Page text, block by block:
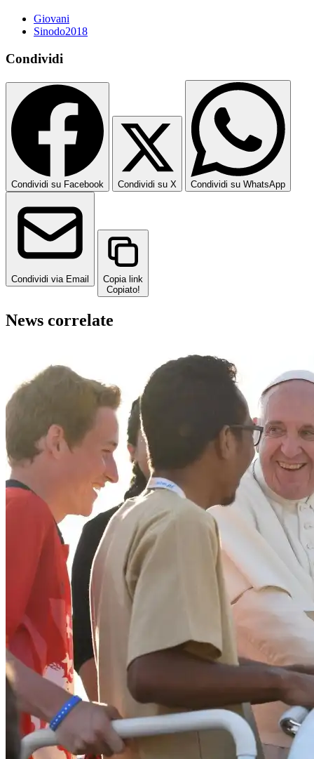
Giovani
Sinodo2018
Condividi
Condividi su Facebook Condividi su X Condividi su WhatsApp
Condividi via Email
Copia link
Copiato!
News correlate